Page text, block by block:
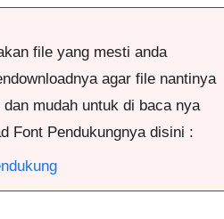
file yang mesti anda
agar file nantinya
mudah untuk di baca nya
Font Pendukungnya disini :